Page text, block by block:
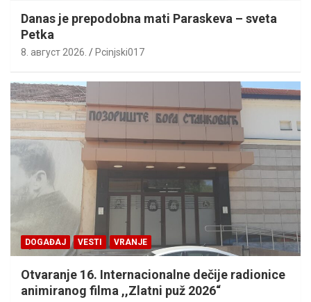
Danas je prepodobna mati Paraskeva – sveta
Petka
8. август 2026. Pcinjski017
DOGAĐAJ VESTI VRANJE
Otvaranje 16. Internacionalne dečije radionice
animiranog filma ,,Zlatni puž 2026“